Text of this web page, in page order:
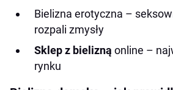
Bielizna erotyczna –
rozpali zmysły
Sklep z bielizną online –
rynku